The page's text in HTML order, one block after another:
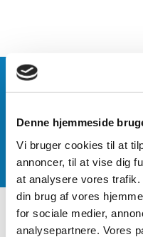
Denne hjemmeside
Vi bruger cookies til at
annoncer, til at vise dig
at analysere vores
din brug af vores
for sociale medier,
analysepartnere. Vores
Stouby GIF
Motion
Fodbold
Kajak
Badminton
Tennis
Bordtennis
Forside
Andre aktiviteter